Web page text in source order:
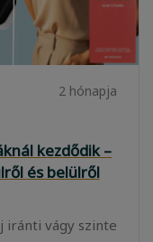
2 hónapja
kezdődik –
és belülről
iránti vágy szinte